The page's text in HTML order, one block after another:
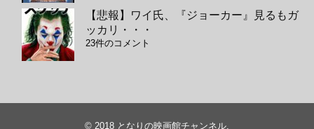
【悲報】ワイ氏、『ジョーカー』見るもガ
ッカリ・・・
23件のコメント
© 2018 となりの映画館チャンネル.